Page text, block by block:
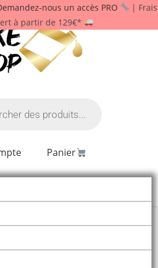
nous un accès PRO
| Frais
à partir de 129€*
Panier